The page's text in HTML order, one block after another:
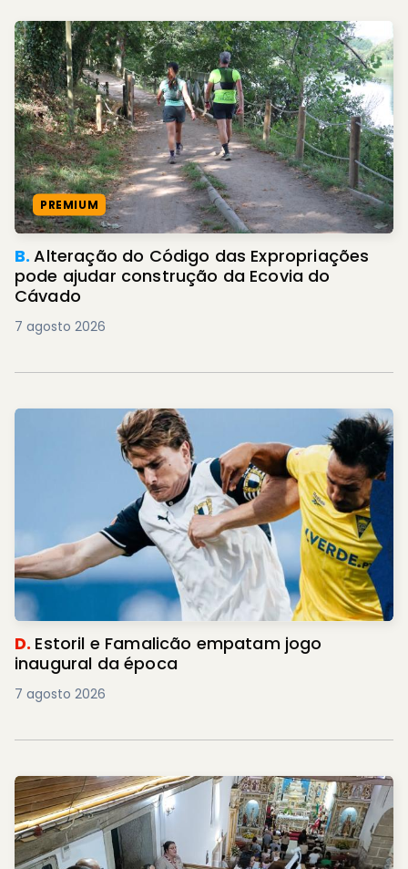
PREMIUM
B.Alteração do Código das Expropriações
pode ajudar construção da Ecovia do
Cávado
7 agosto 2026
D. Estoril e Famalicão empatam jogo
inaugural da época
7 agosto 2026